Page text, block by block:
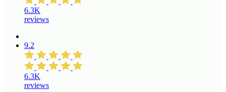
6.3K
reviews
9.2
6.3K
reviews